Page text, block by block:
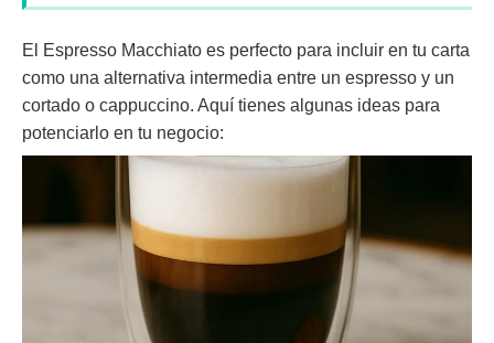
El Espresso Macchiato es perfecto para incluir en tu carta
como una alternativa intermedia entre un espresso y un
cortado o cappuccino. Aquí tienes algunas ideas para
potenciarlo en tu negocio: